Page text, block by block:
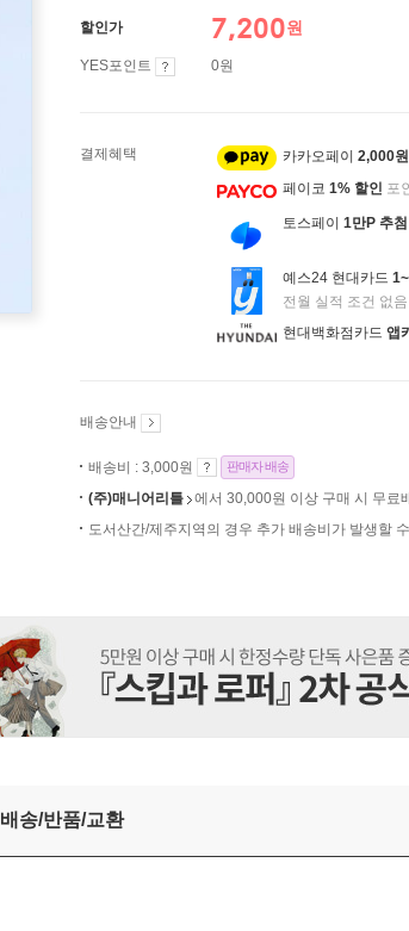
할인가 7,200원
YES포인트 0원
결제혜택 카카오페이 2,000
페이코 1% 할인 포
토스페이 1만P 추첨
예스24 현대카드
전월 실적 조건 없음
현대백화점카드 앱
배송안내
배송비 : 3,000원 판매자 배송
(주)매니어리틀
에서 30,000원 이상 구매 시 무료
도서산간/제주지역의 경우 추가 배송비가 발생할
배송/반품/교환